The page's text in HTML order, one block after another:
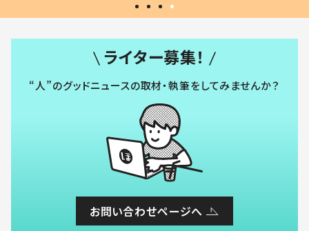
ライター募集！
“人”のグッドニュースの取材・執筆をしてみませんか？
お問い合わせページへ